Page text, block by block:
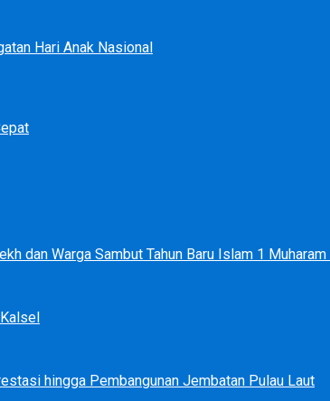
Hari Anak Nasional
dan Warga Sambut Tahun Baru Islam 1 Muharam
hingga Pembangunan Jembatan Pulau Laut